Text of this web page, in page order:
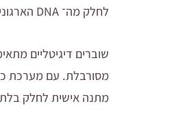
לחלק מה־ DNA הארגוני שמדבר בשפה של אכפתיות.
שוברים דיגיטליים
מסורבלת. עם מערכת
מתנה אישית לחלק